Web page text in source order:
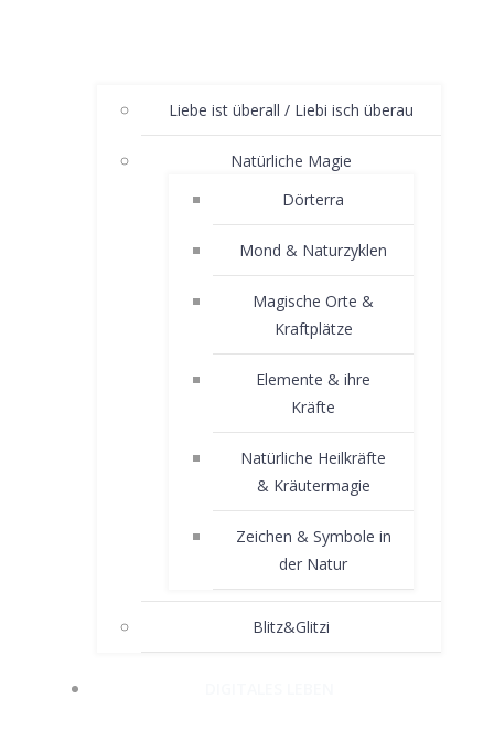
Liebe ist überall / Liebi isch überau
Natürliche Magie
Dörterra
Mond & Naturzyklen
Magische Orte &
Kraftplätze
Elemente & ihre
Kräfte
Natürliche Heilkräfte
& Kräutermagie
Zeichen & Symbole in
der Natur
Blitz&Glitzi